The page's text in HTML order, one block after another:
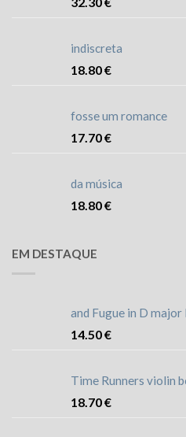
indiscreta
18.80€
fosse um romance
17.70€
da música
18.80€
EM DESTAQUE
and Fugue in D major
14.50€
Time Runners violin
18.70€